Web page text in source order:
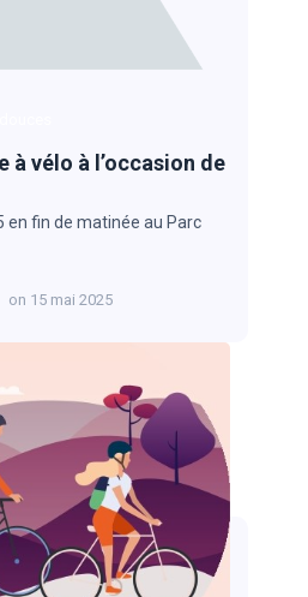
à vélo à l’occasion de
en fin de matinée au Parc
on 15 mai 2025